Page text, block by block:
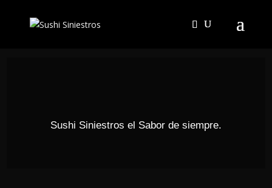
Sushi Siniestros el Sabor de siempre.